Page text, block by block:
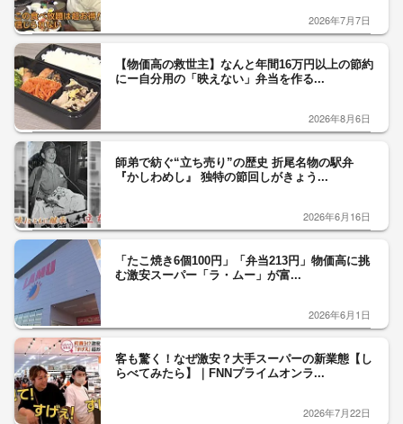
2026年7月7日
【物価高の救世主】なんと年間16万円以上の節約
にー自分用の「映えない」弁当を作る...
2026年8月6日
師弟で紡ぐ“立ち売り”の歴史 折尾名物の駅弁
『かしわめし』 独特の節回しがきょう...
2026年6月16日
「たこ焼き6個100円」「弁当213円」物価高に挑
む激安スーパー「ラ・ムー」が富...
2026年6月1日
客も驚く！なぜ激安？大手スーパーの新業態【し
らべてみたら】｜FNNプライムオンラ...
2026年7月22日